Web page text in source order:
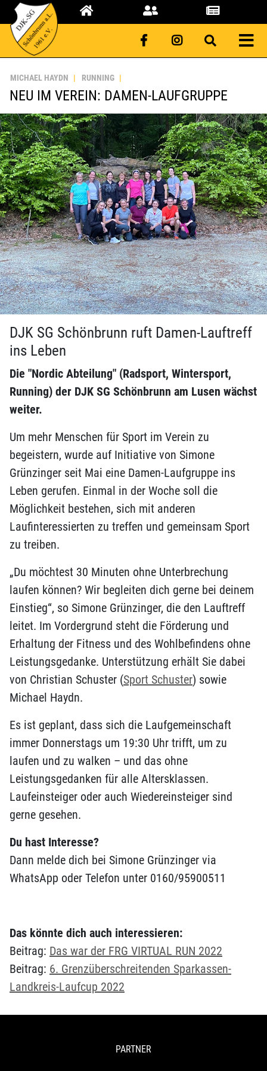
MICHAEL HAYDN RUNNING
NEU IM VEREIN: DAMEN-LAUFGRUPPE
DJK SG Schönbrunn ruft Damen-Lauftreff
ins Leben
Die "Nordic Abteilung" (Radsport, Wintersport,
Running) der DJK SG Schönbrunn am Lusen wächst
weiter.
Um mehr Menschen für Sport im Verein zu
begeistern, wurde auf Initiative von Simone
Grünzinger seit Mai eine Damen-Laufgruppe ins
Leben gerufen. Einmal in der Woche soll die
Möglichkeit bestehen, sich mit anderen
Laufinteressierten zu treffen und gemeinsam Sport
zu treiben.
„Du möchtest 30 Minuten ohne Unterbrechung
laufen können? Wir begleiten dich gerne bei deinem
Einstieg“, so Simone Grünzinger, die den Lauftreff
leitet. Im Vordergrund steht die Förderung und
Erhaltung der Fitness und des Wohlbefindens ohne
Leistungsgedanke. Unterstützung erhält Sie dabei
von Christian Schuster (Sport Schuster) sowie
Michael Haydn.
Es ist geplant, dass sich die Laufgemeinschaft
immer Donnerstags um 19:30 Uhr trifft, um zu
laufen und zu walken – und das ohne
Leistungsgedanken für alle Altersklassen.
Laufeinsteiger oder auch Wiedereinsteiger sind
gerne gesehen.
Du hast Interesse?
Dann melde dich bei Simone Grünzinger via
WhatsApp oder Telefon unter 0160/95900511
Das könnte dich auch interessieren:
Beitrag: Das war der FRG VIRTUAL RUN 2022
Beitrag: 6. Grenzüberschreitenden Sparkassen-
Landkreis-Laufcup 2022
PARTNER